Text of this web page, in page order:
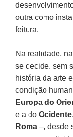
outra como
feitura.
Na realidade,
se decide, sem
história da arte
condição
Europa do
e a doOcidente
Roma–, desde